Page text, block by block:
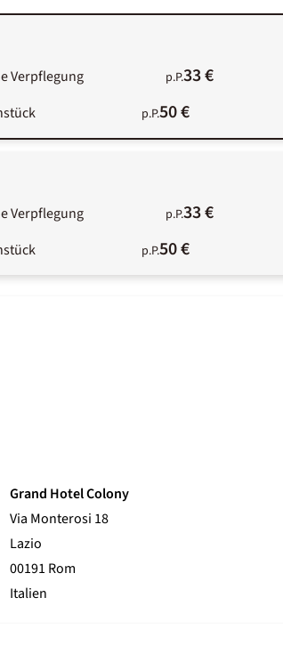
Verpflegung p.P.33 €
p.P.50 €
Verpflegung p.P.33 €
p.P.50 €
Grand Hotel Colony
Via Monterosi 18
Lazio
00191 Rom
Italien